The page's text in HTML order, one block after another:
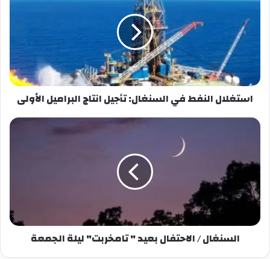
شارك هذا الموضوع:
فيس بوك X
معجب بهذه:
استغلال النفط في السنغال: تأجيل انتاج البراميل الأولى
السنغال / الاحتفال بعيد " تامخربت" ليلة الجمعة